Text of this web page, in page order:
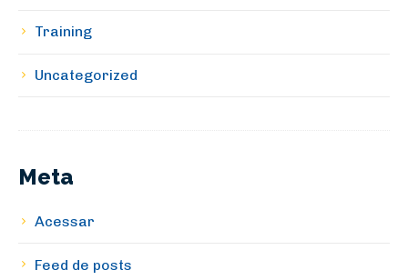
Training
Uncategorized
Meta
Acessar
Feed de posts